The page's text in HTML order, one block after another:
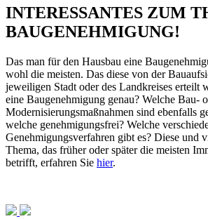
INTERESSANTES ZUM
BAUGENEHMIGUNG!
Das man für den Hausbau eine
wohl die meisten. Das diese von der
jeweiligen Stadt oder des Landkreises erteilt
eine Baugenehmigung genau? Welche Bau-
Modernisierungsmaßnahmen sind ebenfalls
welche genehmigungsfrei? Welche
Genehmigungsverfahren gibt es? Diese und
Thema, das früher oder später die meisten
betrifft, erfahren Sie hier.